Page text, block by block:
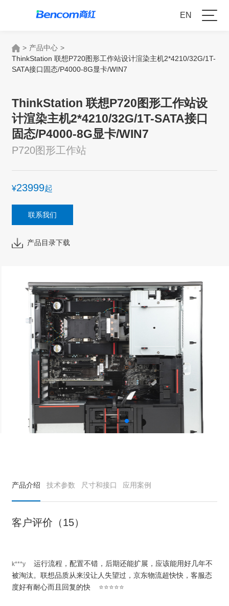
EN
> 产品中心 >
ThinkStation 联想P720图形工作站设计渲染主机2*4210/32G/1T-
SATA接口固态/P4000-8G显卡/WIN7
ThinkStation 联想P720图形工作站设
计渲染主机2*4210/32G/1T-SATA接口
固态/P4000-8G显卡/WIN7
P720图形工作站
¥23999起
联系我们
产品目录下载
产品介绍 技术参数 尺寸和接口 应用案例
客户评价（15）
k***y
运行流程，配置不错，后期还能扩展，应该能用好几年不
被淘汰。联想品质从来没让人失望过，京东物流超快快，客服态
度好有耐心而且回复的快 ⭐⭐⭐⭐⭐